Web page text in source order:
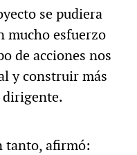
se pudiera
mucho esfuerzo
de acciones nos
y construir más
dirigente.
tanto, afirmó: